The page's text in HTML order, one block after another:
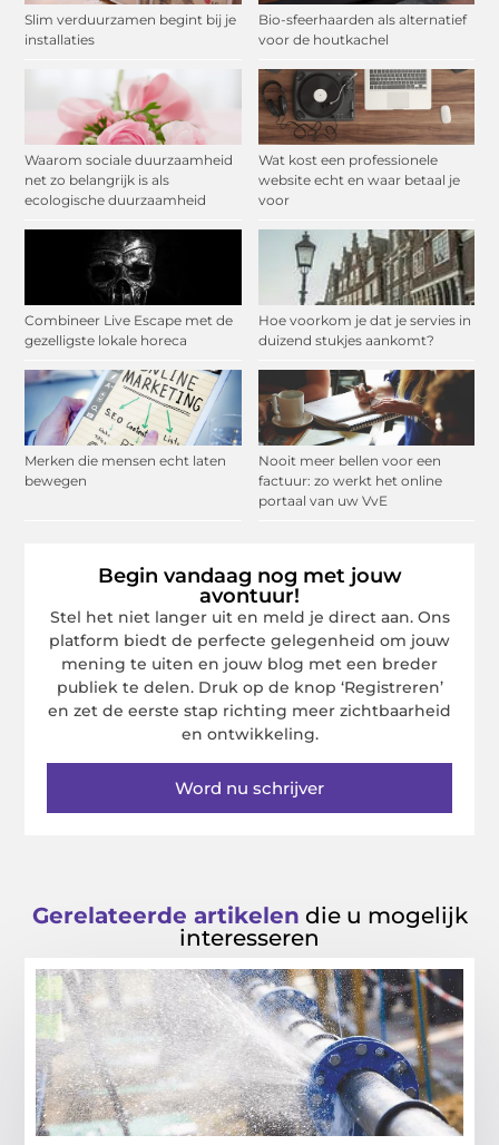
Slim verduurzamen begint bij je
installaties
Bio-sfeerhaarden als alternatief
voor de houtkachel
Waarom sociale duurzaamheid
net zo belangrijk is als
ecologische duurzaamheid
Wat kost een professionele
website echt en waar betaal je
voor
Combineer Live Escape met de
gezelligste lokale horeca
Hoe voorkom je dat je servies in
duizend stukjes aankomt?
Merken die mensen echt laten
bewegen
Nooit meer bellen voor een
factuur: zo werkt het online
portaal van uw VvE
Begin vandaag nog met jouw
avontuur!
Stel het niet langer uit en meld je direct aan. Ons
platform biedt de perfecte gelegenheid om jouw
mening te uiten en jouw blog met een breder
publiek te delen. Druk op de knop ‘Registreren’
en zet de eerste stap richting meer zichtbaarheid
en ontwikkeling.
Word nu schrijver
Gerelateerde artikelen die u mogelijk
interesseren